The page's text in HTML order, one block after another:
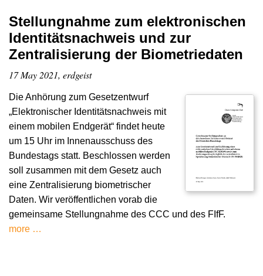
Stellungnahme zum elektronischen
Identitätsnachweis und zur
Zentralisierung der Biometriedaten
17 May 2021, erdgeist
Die Anhörung zum Gesetzentwurf
„Elektronischer Identitätsnachweis mit
einem mobilen Endgerät“ findet heute
um 15 Uhr im Innenausschuss des
Bundestags statt. Beschlossen werden
soll zusammen mit dem Gesetz auch
eine Zentralisierung biometrischer
Daten. Wir veröffentlichen vorab die
gemeinsame Stellungnahme des CCC und des FIfF.
more …